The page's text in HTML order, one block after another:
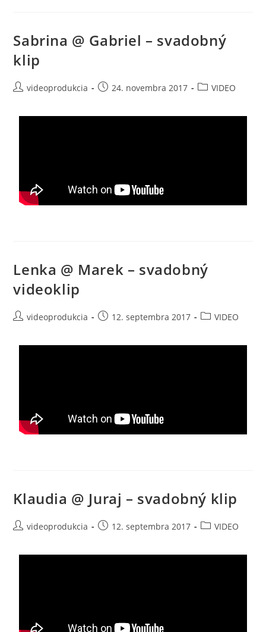
Sabrina @ Gabriel – svadobný
klip
videoprodukcia 24. novembra 2017 VIDEO
Lenka @ Marek – svadobný
videoklip
videoprodukcia 12. septembra 2017 VIDEO
Klaudia @ Juraj – svadobný klip
videoprodukcia 12. septembra 2017 VIDEO